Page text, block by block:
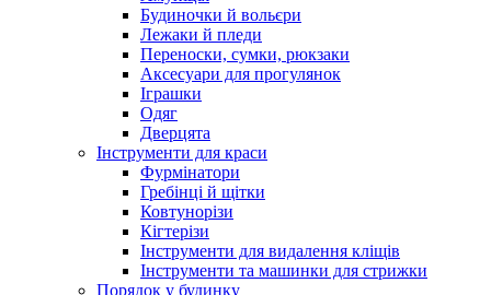
Будиночки й вольєри
Лежаки й пледи
Переноски, сумки, рюкзаки
Аксесуари для прогулянок
Іграшки
Одяг
Дверцята
Інструменти для краси
Фурмінатори
Гребінці й щітки
Ковтунорізи
Кігтерізи
Інструменти для видалення кліщів
Інструменти та машинки для стрижки
Порядок у будинку